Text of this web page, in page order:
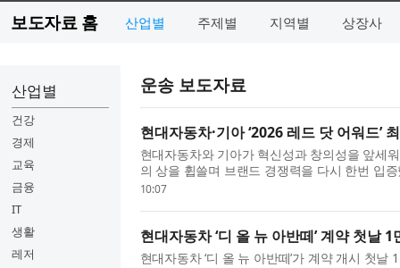
보도자료 홈 산업별 주제별 지역별 상장사
산업별
건강
경제
교육
금융
IT
생활
레저
운송 보도자료
현대자동차·기아 ‘2026 레드 닷 어워드’
현대자동차와 기아가 혁신성과 창의성을 앞세
의 상을 휩쓸며 브랜드 경쟁력을 다시 한번 입
레드 닷 어워드: 브랜드 & 커뮤니케이션 디자
10:07
현대자동차 ‘디 올 뉴 아반떼’ 계약 첫날 1
현대자동차 ‘디 올 뉴 아반떼’가 계약 개시 첫